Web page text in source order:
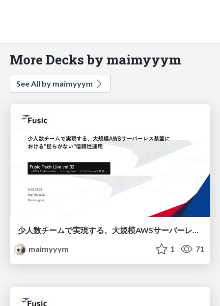
More Decks by maimyyym
See All by maimyyym
少人数チームで実現する、大規模AWSサーバーレス基盤における"揺らがない"信頼性運用
maimyyym
1 71